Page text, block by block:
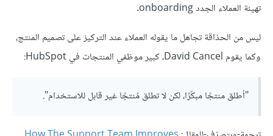
تهيئة العملاء الجدد onboarding.
ليس من الحذاقة تجاهل ما يقوله العملاء عند التركيز على تصميم المنتج،
وكما يقوم David Cancel، كبير موظفي المنتجات في HubSpot:
"أطلق منتجًا مبكّرًا، لكن لا تطلق مُنتجًا غير قابل للاستخدام".